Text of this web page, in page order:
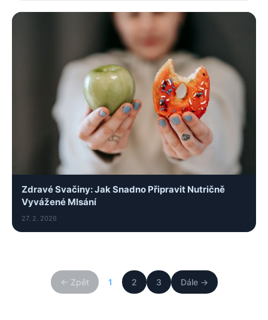
Zdravé Svačiny: Jak Snadno Připravit Nutričně
Vyvážené Mlsání
27. 2. 2026
← Zpět 1 2 3 Dále →